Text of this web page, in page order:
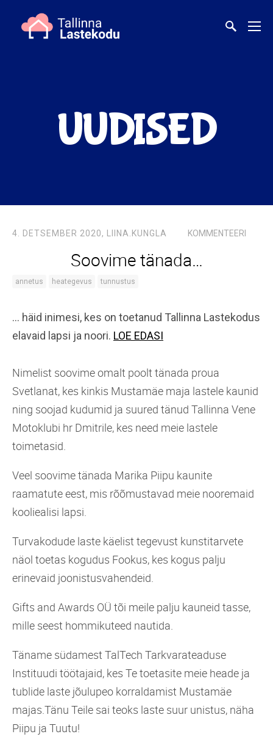
UUDISED
4. DETSEMBER 2020, LIINA.KUNGLA KOMMENTEERI
Soovime tänada…
annetus heategevus tunnustus
… häid inimesi, kes on toetanud Tallinna Lastekodus
elavaid lapsi ja noori. LOE EDASI
Nimelist soovime omalt poolt tänada proua
Svetlanat, kes kinkis Mustamäe maja lastele kaunid
ning soojad kudumid ja suured tänud Tallinna Vene
Motoklubi hr Dmitrile, kes need meie lastele
toimetasid.
Veel soovime tänada Marika Piipu kaunite
raamatute eest, mis rõõmustavad meie nooremaid
kooliealisi lapsi.
Turvakodude laste käelist tegevust kunstitarvete
näol toetas kogudus Fookus, kes kogus palju
erinevaid joonistusvahendeid.
Gifts and Awards OÜ tõi meile palju kauneid tasse,
mille seest hommikuteed nautida.
Täname südamest TalTech Tarkvarateaduse
Instituudi töötajaid, kes Te toetasite meie heade ja
tublide laste jõulupeo korraldamist Mustamäe
majas.Tänu Teile sai teoks laste suur unistus, näha
Piipu ja Tuutu!